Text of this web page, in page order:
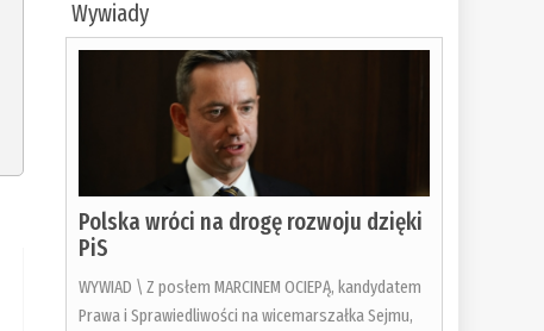
Wywiady
Polska wróci na drogę rozwoju dzięki
PiS
WYWIAD \ Z posłem MARCINEM OCIEPĄ, kandydatem
Prawa i Sprawiedliwości na wicemarszałka Sejmu,